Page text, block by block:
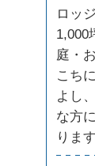
ロッ
1,000
庭・
こち
よし
な方
ります